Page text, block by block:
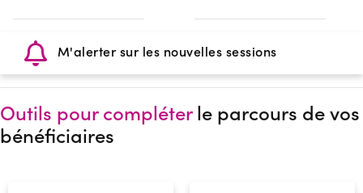
M'alerter sur les nouvelles sessions
Outils pour compléterle parcours de vos
bénéficiaires